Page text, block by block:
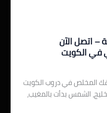
24 ساعة – اتصل الآن
24 ساعة: رفيقك المخلص في دروب الكويت
الشمس بدأت بالمغيب،